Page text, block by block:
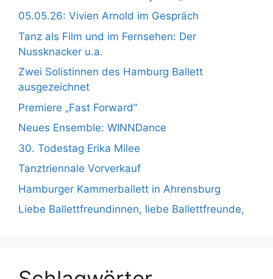
05.05.26: Vivien Arnold im Gespräch
Tanz als Film und im Fernsehen: Der
Nussknacker u.a.
Zwei Solistinnen des Hamburg Ballett
ausgezeichnet
Premiere „Fast Forward“
Neues Ensemble: WINNDance
30. Todestag Erika Milee
Tanztriennale Vorverkauf
Hamburger Kammerballett in Ahrensburg
Liebe Ballettfreundinnen, liebe Ballettfreunde,